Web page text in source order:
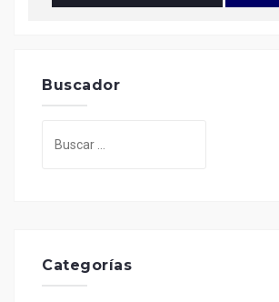
Buscador
Categorías